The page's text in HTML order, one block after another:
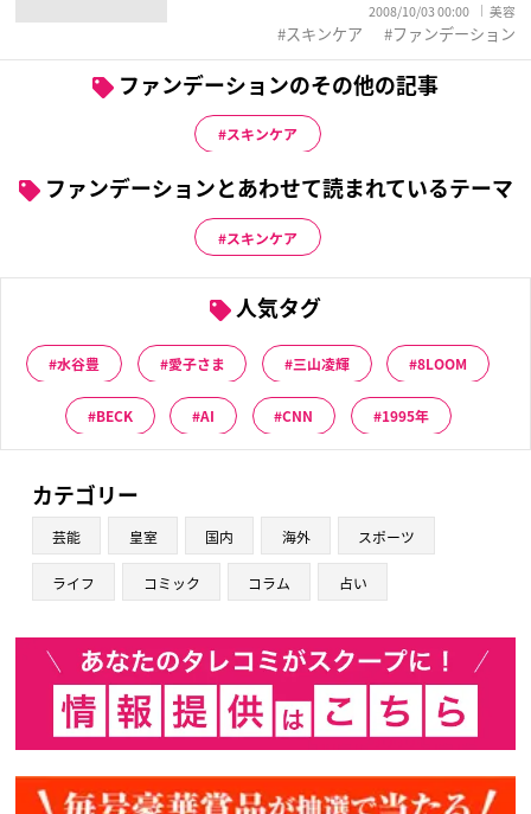
2008/10/03 00:00 美容
スキンケア ファンデーション
ファンデーションのその他の記事
スキンケア
ファンデーションとあわせて読まれているテーマ
スキンケア
人気タグ
水谷豊 愛子さま 三山凌輝 8LOOM
BECK AI CNN 1995年
カテゴリー
芸能 皇室 国内 海外 スポーツ
ライフ コミック コラム 占い